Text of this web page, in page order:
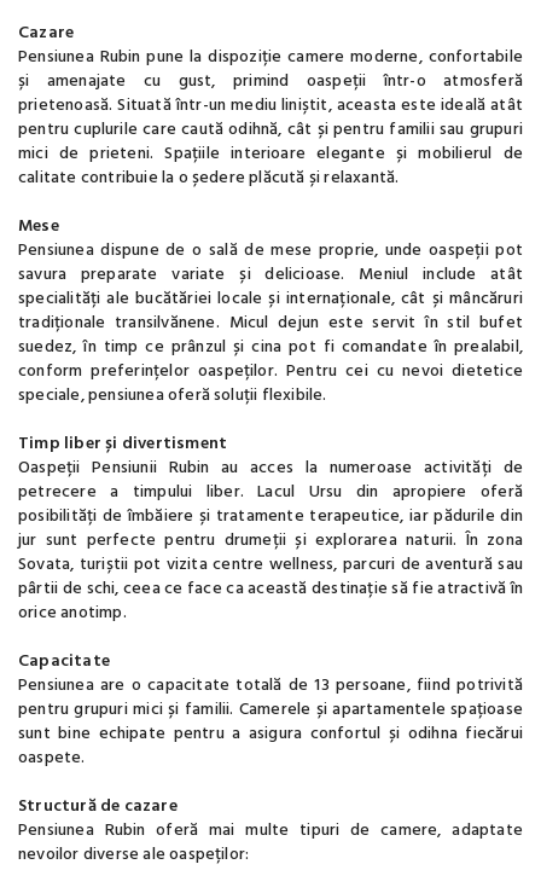
Cazare
Pensiunea Rubin pune la dispoziție camere moderne, confortabile
și amenajate cu gust, primind oaspeții într-o atmosferă
prietenoasă. Situată într-un mediu liniștit, aceasta este ideală atât
pentru cuplurile care caută odihnă, cât și pentru familii sau grupuri
mici de prieteni. Spațiile interioare elegante și mobilierul de
calitate contribuie la o ședere plăcută și relaxantă.
Mese
Pensiunea dispune de o sală de mese proprie, unde oaspeții pot
savura preparate variate și delicioase. Meniul include atât
specialități ale bucătăriei locale și internaționale, cât și mâncăruri
tradiționale transilvănene. Micul dejun este servit în stil bufet
suedez, în timp ce prânzul și cina pot fi comandate în prealabil,
conform preferințelor oaspeților. Pentru cei cu nevoi dietetice
speciale, pensiunea oferă soluții flexibile.
Timp liber și divertisment
Oaspeții Pensiunii Rubin au acces la numeroase activități de
petrecere a timpului liber. Lacul Ursu din apropiere oferă
posibilități de îmbăiere și tratamente terapeutice, iar pădurile din
jur sunt perfecte pentru drumeții și explorarea naturii. În zona
Sovata, turiștii pot vizita centre wellness, parcuri de aventură sau
pârtii de schi, ceea ce face ca această destinație să fie atractivă în
orice anotimp.
Capacitate
Pensiunea are o capacitate totală de 13 persoane, fiind potrivită
pentru grupuri mici și familii. Camerele și apartamentele spațioase
sunt bine echipate pentru a asigura confortul și odihna fiecărui
oaspete.
Structură de cazare
Pensiunea Rubin oferă mai multe tipuri de camere, adaptate
nevoilor diverse ale oaspeților: